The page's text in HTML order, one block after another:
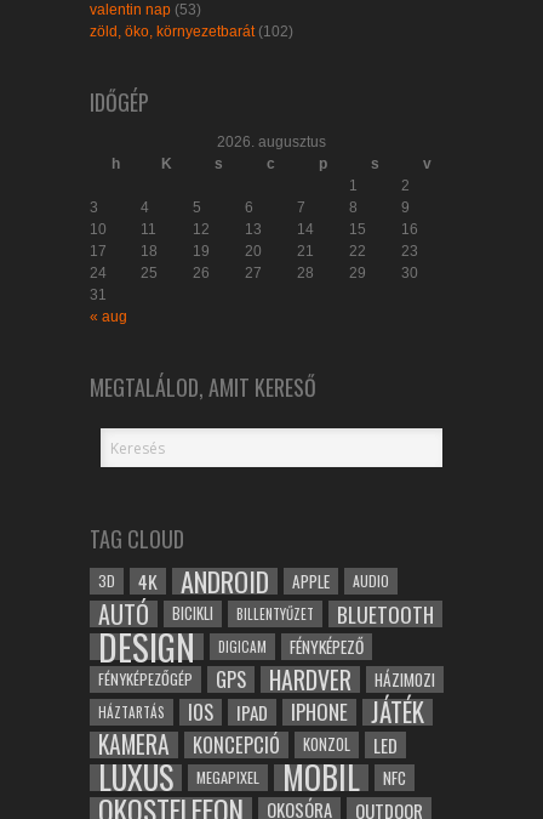
valentin nap (53)
zöld, öko, környezetbarát(102)
IDŐGÉP
2026. augusztus
h
K s c p s
v
1
2
3
4 5 6 7 8
9
10
11 12 13 14 15
16
17
18 19 20 21 22
23
24
25 26 27 28 29
30
31
« aug
MEGTALÁLOD, AMIT KERESŐ
TAG CLOUD
3D 4K ANDROID APPLE AUDIO
AUTÓ BICIKLI BILLENTYŰZET BLUETOOTH
DESIGN DIGICAM FÉNYKÉPEZŐ
FÉNYKÉPEZŐGÉP GPS HARDVER HÁZIMOZI
HÁZTARTÁS IOS IPAD IPHONE JÁTÉK
KAMERA KONCEPCIÓ KONZOL LED
LUXUS MEGAPIXEL MOBIL NFC
OKOSTELEFON OKOSÓRA OUTDOOR